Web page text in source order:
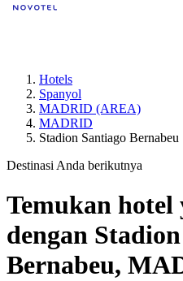
Hotels
Spanyol
MADRID (AREA)
MADRID
Stadion Santiago Bernabeu
Destinasi Anda berikutnya
Temukan hotel
dengan
Bernabeu,